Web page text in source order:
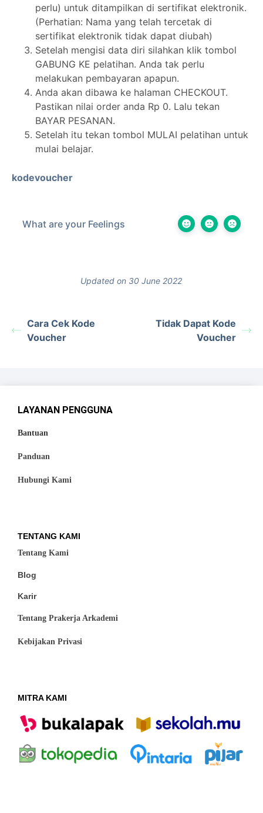
perlu) untuk ditampilkan di sertifikat elektronik.
(Perhatian: Nama yang telah tercetak di
sertifikat elektronik tidak dapat diubah)
Setelah mengisi data diri silahkan klik tombol
GABUNG KE pelatihan. Anda tak perlu
melakukan pembayaran apapun.
Anda akan dibawa ke halaman CHECKOUT.
Pastikan nilai order anda Rp 0. Lalu tekan
BAYAR PESANAN.
Setelah itu tekan tombol MULAI pelatihan untuk
mulai belajar.
kodevoucher
What are your Feelings
Updated on 30 June 2022
Cara Cek Kode
Voucher
Tidak Dapat Kode
Voucher
LAYANAN PENGGUNA
Bantuan
Panduan
Hubungi Kami
TENTANG KAMI
Tentang Kami
Blog
Karir
Tentang Prakerja Arkademi
Kebijakan Privasi
MITRA KAMI